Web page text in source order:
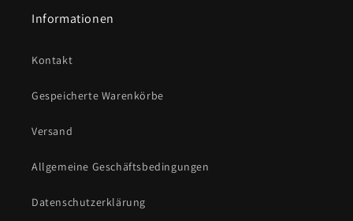
Informationen
Kontakt
Gespeicherte Warenkörbe
Versand
Allgemeine Geschäftsbedingungen
Datenschutzerklärung